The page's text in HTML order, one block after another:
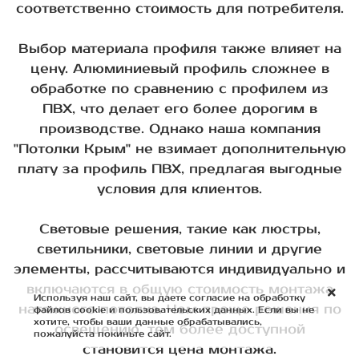
соответственно стоимость для потребителя.
Выбор материала профиля также влияет на
цену. Алюминиевый профиль сложнее в
обработке по сравнению с профилем из
ПВХ, что делает его более дорогим в
производстве. Однако наша компания
"Потолки Крым" не взимает дополнительную
плату за профиль ПВХ, предлагая выгодные
условия для клиентов.
Световые решения, такие как люстры,
светильники, световые линии и другие
элементы, рассчитываются индивидуально и
включаются в общую стоимость монтажа
натяжного потолка. Чем проще решения по
освещению, тем более доступной
становится цена монтажа.
Используя наш сайт, вы даете согласие на обработку
файлов cookie и пользовательских данных. Если вы не
хотите, чтобы ваши данные обрабатывались,
пожалуйста покиньте сайт.